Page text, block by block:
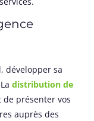
développer sa
distribution de
de présenter vos
auprès des